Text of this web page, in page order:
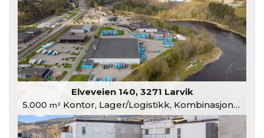
Elveveien 140, 3271 Larvik
5.000 m²Kontor, Lager/Logistikk, Kombinasjonslokaler